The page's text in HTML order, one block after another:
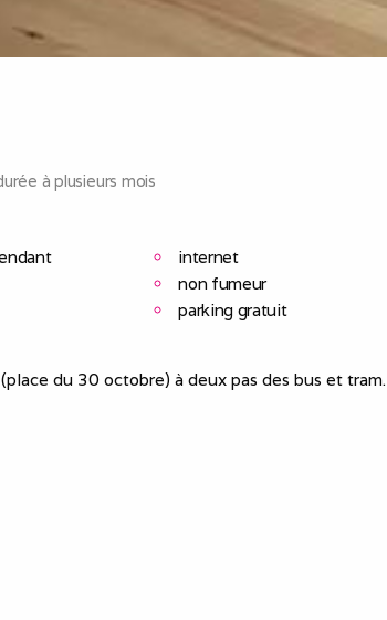
à plusieurs mois
internet
non fumeur
parking gratuit
du 30 octobre) à deux pas des bus et tram.